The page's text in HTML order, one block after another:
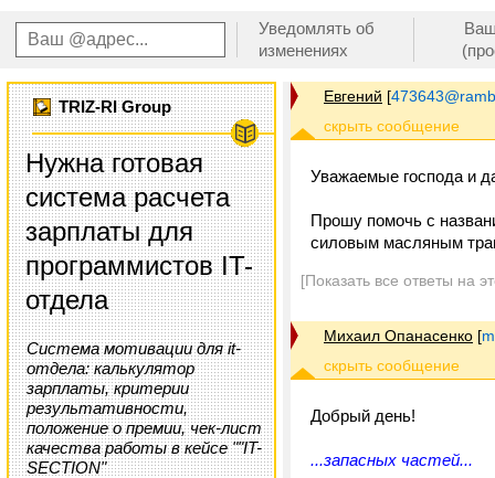
Уведомлять об
изменениях
TRIZ-RI Group
Нужна готовая
система расчета
зарплаты для
программистов IT-
отдела
Система мотивации для it-
отдела: калькулятор
зарплаты, критерии
результативности,
положение о премии, чек-лист
качества работы в кейсе ""IT-
SECTION"
Евгений [
Уважаемые господа и
Прошу помочь с
силовым масляным
[Показать все ответы на
Михаил Опанасенко [
Добрый день!
...запасных частей...